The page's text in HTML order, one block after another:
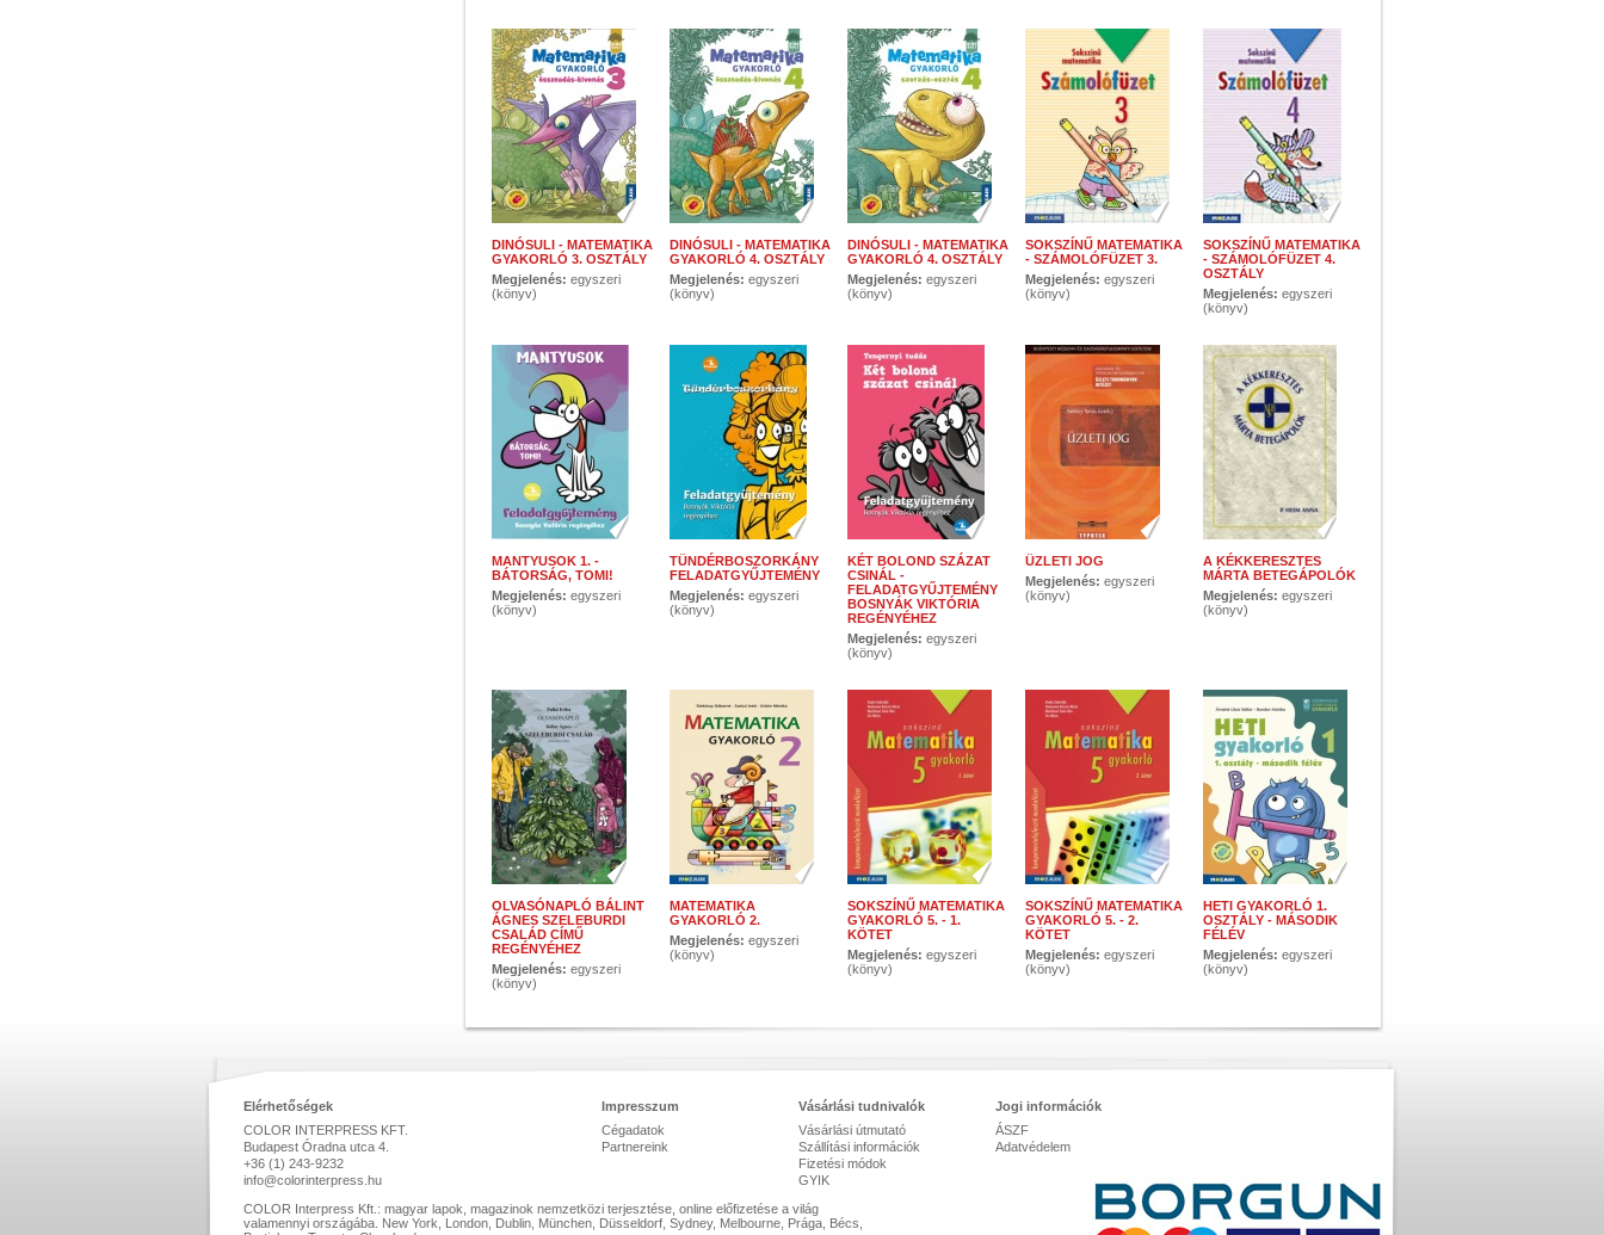
DINÓSULI - MATEMATIKA
GYAKORLÓ 3. OSZTÁLY
Megjelenés: egyszeri
(könyv)
DINÓSULI - MATEMATIKA
GYAKORLÓ 4. OSZTÁLY
Megjelenés: egyszeri
(könyv)
DINÓSULI - MATEMATIKA
GYAKORLÓ 4. OSZTÁLY
Megjelenés: egyszeri
(könyv)
SOKSZÍNŰ MATEMATIKA
- SZÁMOLÓFÜZET 3.
Megjelenés: egyszeri
(könyv)
SOKSZÍNŰ MATEMATIKA
- SZÁMOLÓFÜZET 4.
OSZTÁLY
Megjelenés: egyszeri
(könyv)
MANTYUSOK 1. -
BÁTORSÁG, TOMI!
Megjelenés: egyszeri
(könyv)
TÜNDÉRBOSZORKÁNY
FELADATGYŰJTEMÉNY
Megjelenés: egyszeri
(könyv)
KÉT BOLOND SZÁZAT
CSINÁL -
FELADATGYŰJTEMÉNY
BOSNYÁK VIKTÓRIA
REGÉNYÉHEZ
Megjelenés: egyszeri
(könyv)
ÜZLETI JOG
Megjelenés: egyszeri
(könyv)
A KÉKKERESZTES
MÁRTA BETEGÁPOLÓK
Megjelenés: egyszeri
(könyv)
OLVASÓNAPLÓ BÁLINT
ÁGNES SZELEBURDI
CSALÁD CÍMŰ
REGÉNYÉHEZ
Megjelenés: egyszeri
(könyv)
MATEMATIKA
GYAKORLÓ 2.
Megjelenés: egyszeri
(könyv)
SOKSZÍNŰ MATEMATIKA
GYAKORLÓ 5. - 1.
KÖTET
Megjelenés: egyszeri
(könyv)
SOKSZÍNŰ MATEMATIKA
GYAKORLÓ 5. - 2.
KÖTET
Megjelenés: egyszeri
(könyv)
HETI GYAKORLÓ 1.
OSZTÁLY - MÁSODIK
FÉLÉV
Megjelenés: egyszeri
(könyv)
Elérhetőségek
COLOR INTERPRESS KFT.
Budapest Óradna utca 4.
+36 (1) 243-9232
info@colorinterpress.hu
Impresszum
Cégadatok
Partnereink
Vásárlási tudnivalók
Vásárlási útmutató
Szállítási információk
Fizetési módok
GYIK
Jogi információk
ÁSZF
Adatvédelem
COLOR Interpress Kft.: magyar lapok, magazinok nemzetközi terjesztése, online előfizetése a világ
valamennyi országába. New York, London, Dublin, München, Düsseldorf, Sydney, Melbourne, Prága, Bécs,